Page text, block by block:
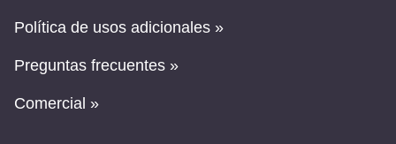
Política de usos adicionales »
Preguntas frecuentes »
Comercial »